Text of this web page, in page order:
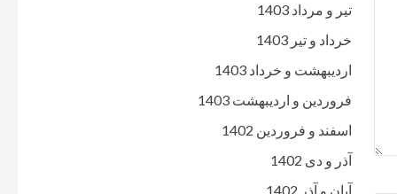
تیر و مرداد 1403
خرداد و تیر 1403
اردیبهشت و خرداد 1403
فروردین و اردیبهشت 1403
اسفند و فروردین 1402
آذر و دی 1402
آبان و آذر 1402